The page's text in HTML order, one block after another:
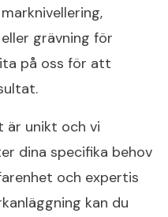
grävning för
på oss för att
unikt och vi
dina specifika behov
och expertis
kan du